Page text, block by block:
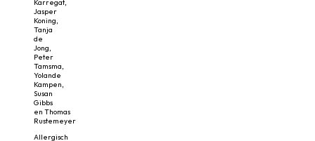
Karregat,
Jasper
Koning,
Tanja
de
Jong,
Peter
Tamsma,
Yolande
Kampen,
Susan
Gibbs
en Thomas
Rustemeyer
Allergisch